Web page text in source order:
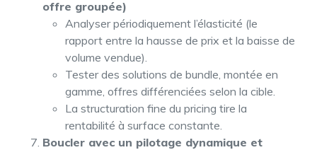
offre groupée)
Analyser périodiquement l’élasticité (le
rapport entre la hausse de prix et la baisse de
volume vendue).
Tester des solutions de bundle, montée en
gamme, offres différenciées selon la cible.
La structuration fine du pricing tire la
rentabilité à surface constante.
Boucler avec un pilotage dynamique et